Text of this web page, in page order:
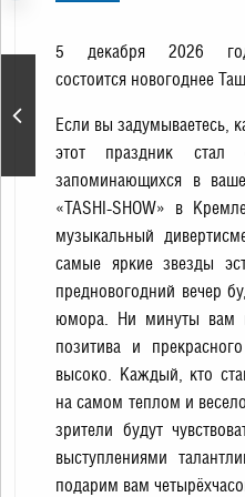
сольный концерт
5 декабря 2026
состоится новогоднее
Если вы задумываетесь,
этот праздник
запоминающихся в
«TASHI-SHOW» в
музыкальный
самые яркие звезды
предновогодний вечер
юмора. Ни минуты вам
позитива и
высоко. Каждый, кто
на самом теплом и
зрители будут
выступлениями
подарим вам